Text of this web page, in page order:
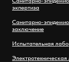
экпертиза
Санитарно-
заключение
Испытательная